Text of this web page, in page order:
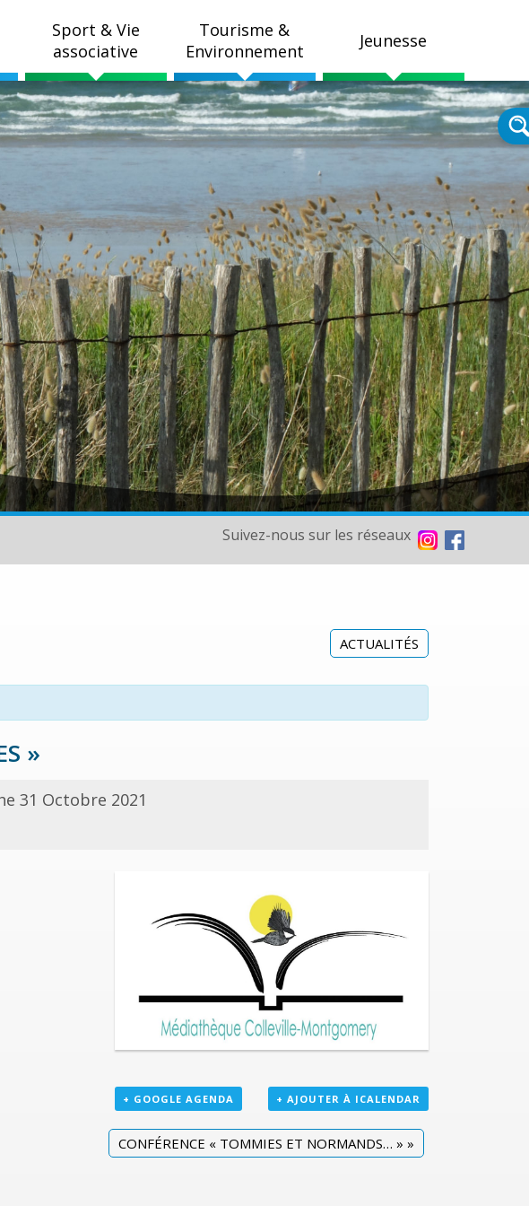
Sport & Vie
associative
Tourisme &
Environnement
Jeunesse
Suivez-nous sur les réseaux
ACTUALITÉS
»
31 Octobre 2021
+ GOOGLE AGENDA + AJOUTER À ICALENDAR
CONFÉRENCE « TOMMIES ET NORMANDS… » »